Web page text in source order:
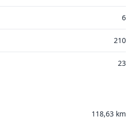
6
210
23
118,63 km